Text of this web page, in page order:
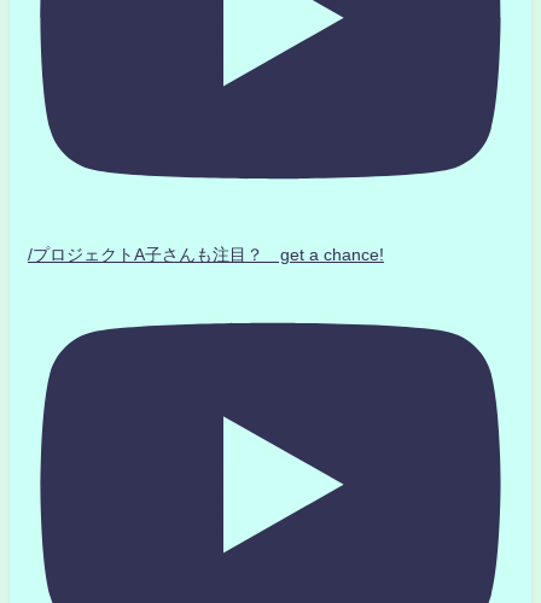
/プロジェクトA子さんも注目？ get a chance!